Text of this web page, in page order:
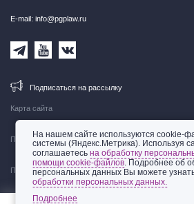
Карта сайта
Правовая информация
Политика обработки персональных данных
E-mail: info@pgplaw.ru
Подписаться на рассылку
© 2002-2026 ООО «Пепеляев Групп»
На нашем сайте используются cookie-
системы (Яндекс.Метрика). Используя
соглашаетесьна обработку
помощи cookie-файлов. Подробнее об
персональных данных Вы можете
обработки персональных данных.
Подробнее